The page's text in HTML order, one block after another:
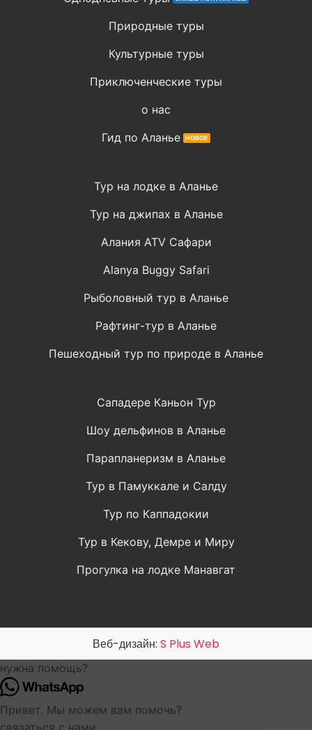
Природные туры
Культурные туры
Приключенческие туры
о нас
Гид по Аланье
Тур на лодке в Аланье
Тур на джипах в Аланье
Алания ATV Сафари
Alanya Buggy Safari
Рыболовный тур в Аланье
Рафтинг-тур в Аланье
Пешеходный тур по природе в Аланье
Сападере Каньон Тур
Шоу дельфинов в Аланье
Парапланеризм в Аланье
Тур в Памуккале и Салду
Тур по Каппадокии
Тур в Кекову, Демре и Миру
Прогулка на лодке Манавгат
Веб-дизайн: S Plus Web
нужна помощь?
Привет. Мы можем вам помочь?